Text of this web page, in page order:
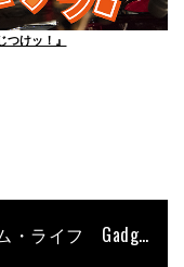
けッ！』
Column – アプリで変わるドラム・ライフ Gadget for Drummers ♯6